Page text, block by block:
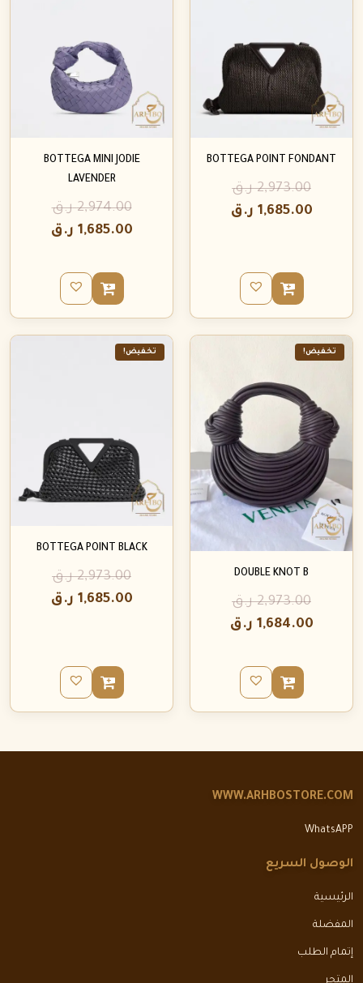
BOTTEGA POINT FONDANT
2,973.00 ر.ق
1,685.00 ر.ق
BOTTEGA MINI JODIE
LAVENDER
2,974.00 ر.ق
1,685.00 ر.ق
تخفيض!
DOUBLE KNOT B
2,973.00 ر.ق
1,684.00 ر.ق
تخفيض!
BOTTEGA POINT BLACK
2,973.00 ر.ق
1,685.00 ر.ق
WWW.ARHBOSTORE.COM
WhatsAPP
الوصول السريع
الرئيسية
المفضلة
إتمام الطلب